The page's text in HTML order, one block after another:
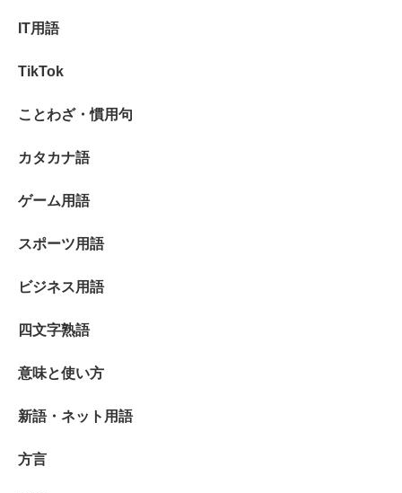
IT用語
TikTok
ことわざ・慣用句
カタカナ語
ゲーム用語
スポーツ用語
ビジネス用語
四文字熟語
意味と使い方
新語・ネット用語
方言